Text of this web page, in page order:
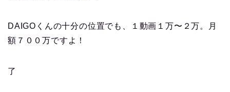
DAIGOくんの十分の位置でも、１動画１万〜２万。月
額７００万ですよ！
了